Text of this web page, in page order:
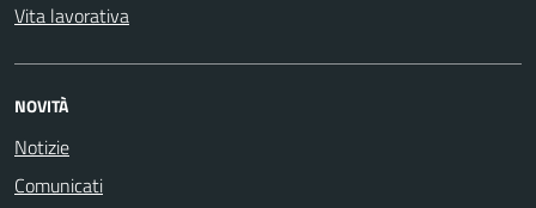
Vita lavorativa
NOVITÀ
Notizie
Comunicati